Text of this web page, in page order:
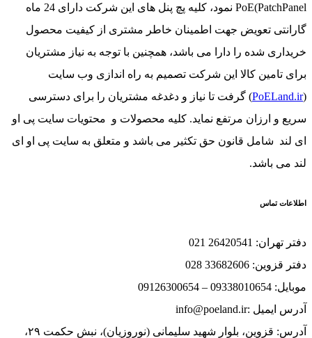
PatchPanel)PoE نمود، کلیه پچ پنل های این شرکت دارای 24 ماه
گارانتی تعویض جهت اطمینان خاطر مشتری از کیفیت محصول
خریداری شده را دارا می باشد، همچنین با توجه به نیاز مشتریان
برای تامین کالا این شرکت تصمیم به راه اندازی وب سایت
(
PoELand.ir) گرفت تا نیاز و دغدغه مشتریان را برای دسترسی
سریع و ارزان مرتفع نماید. کلیه محصولات و محتویات سایت پی او
ای لند شامل قانون حق تکثیر می باشد و متعلق به سایت پی او ای
لند می باشد.
اطلاعات تماس
دفتر تهران: 26420541 021
دفتر قزوین: 33682606 028
موبایل: 09338010654 – 09126300654
آدرس ایمیل :info@poeland.ir
آدرس: قزوین، بلوار شهید سلیمانی (نوروزیان)، نبش حکمت ۲۹،